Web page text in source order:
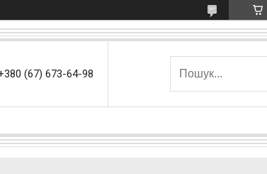
(67) 673-64-98